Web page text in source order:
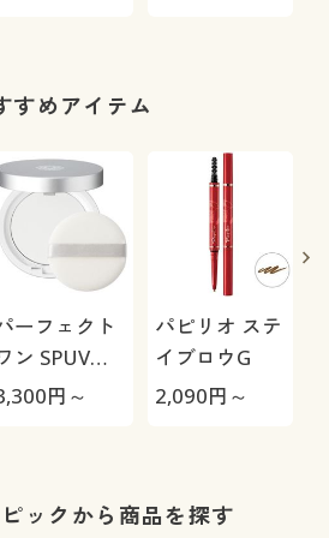
すめアイテム
ーフェクト
ン SPUVプ
テクトパウ
円～
パピリオ ステ
イブロウG
2,090円～
ックから商品を探す